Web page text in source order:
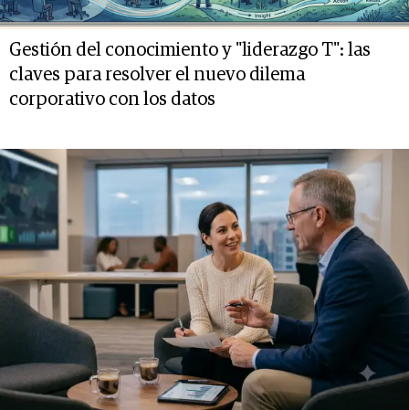
Gestión del conocimiento y "liderazgo T": las
claves para resolver el nuevo dilema
corporativo con los datos